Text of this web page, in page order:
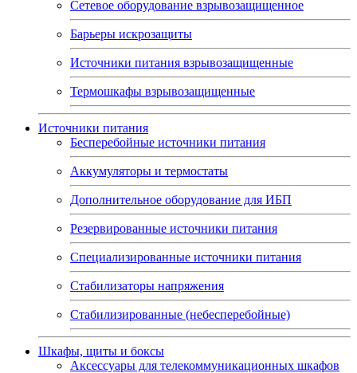
Сетевое оборудование взрывозащищенное
Барьеры искрозащиты
Источники питания взрывозащищенные
Термошкафы взрывозащищенные
Источники питания
Бесперебойные источники питания
Аккумуляторы и термостаты
Дополнительное оборудование для ИБП
Резервированные источники питания
Специализированные источники питания
Стабилизаторы напряжения
Стабилизированные (небесперебойные)
Шкафы, щиты и боксы
Аксессуары для телекоммуникационных шкафов